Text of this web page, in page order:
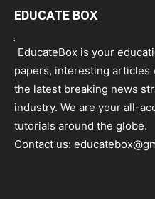
EDUCATE BOX
EducateBox is your
papers, interesting articles
the latest breaking news
industry. We are your all-
tutorials around the globe.
Contact us: